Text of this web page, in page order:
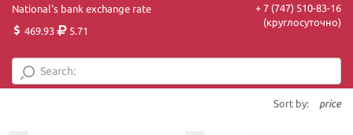
National's bank exchange rate
469.93
5.71
+ 7 (747) 510-83-16
(круглосуточно)
Sort by: price